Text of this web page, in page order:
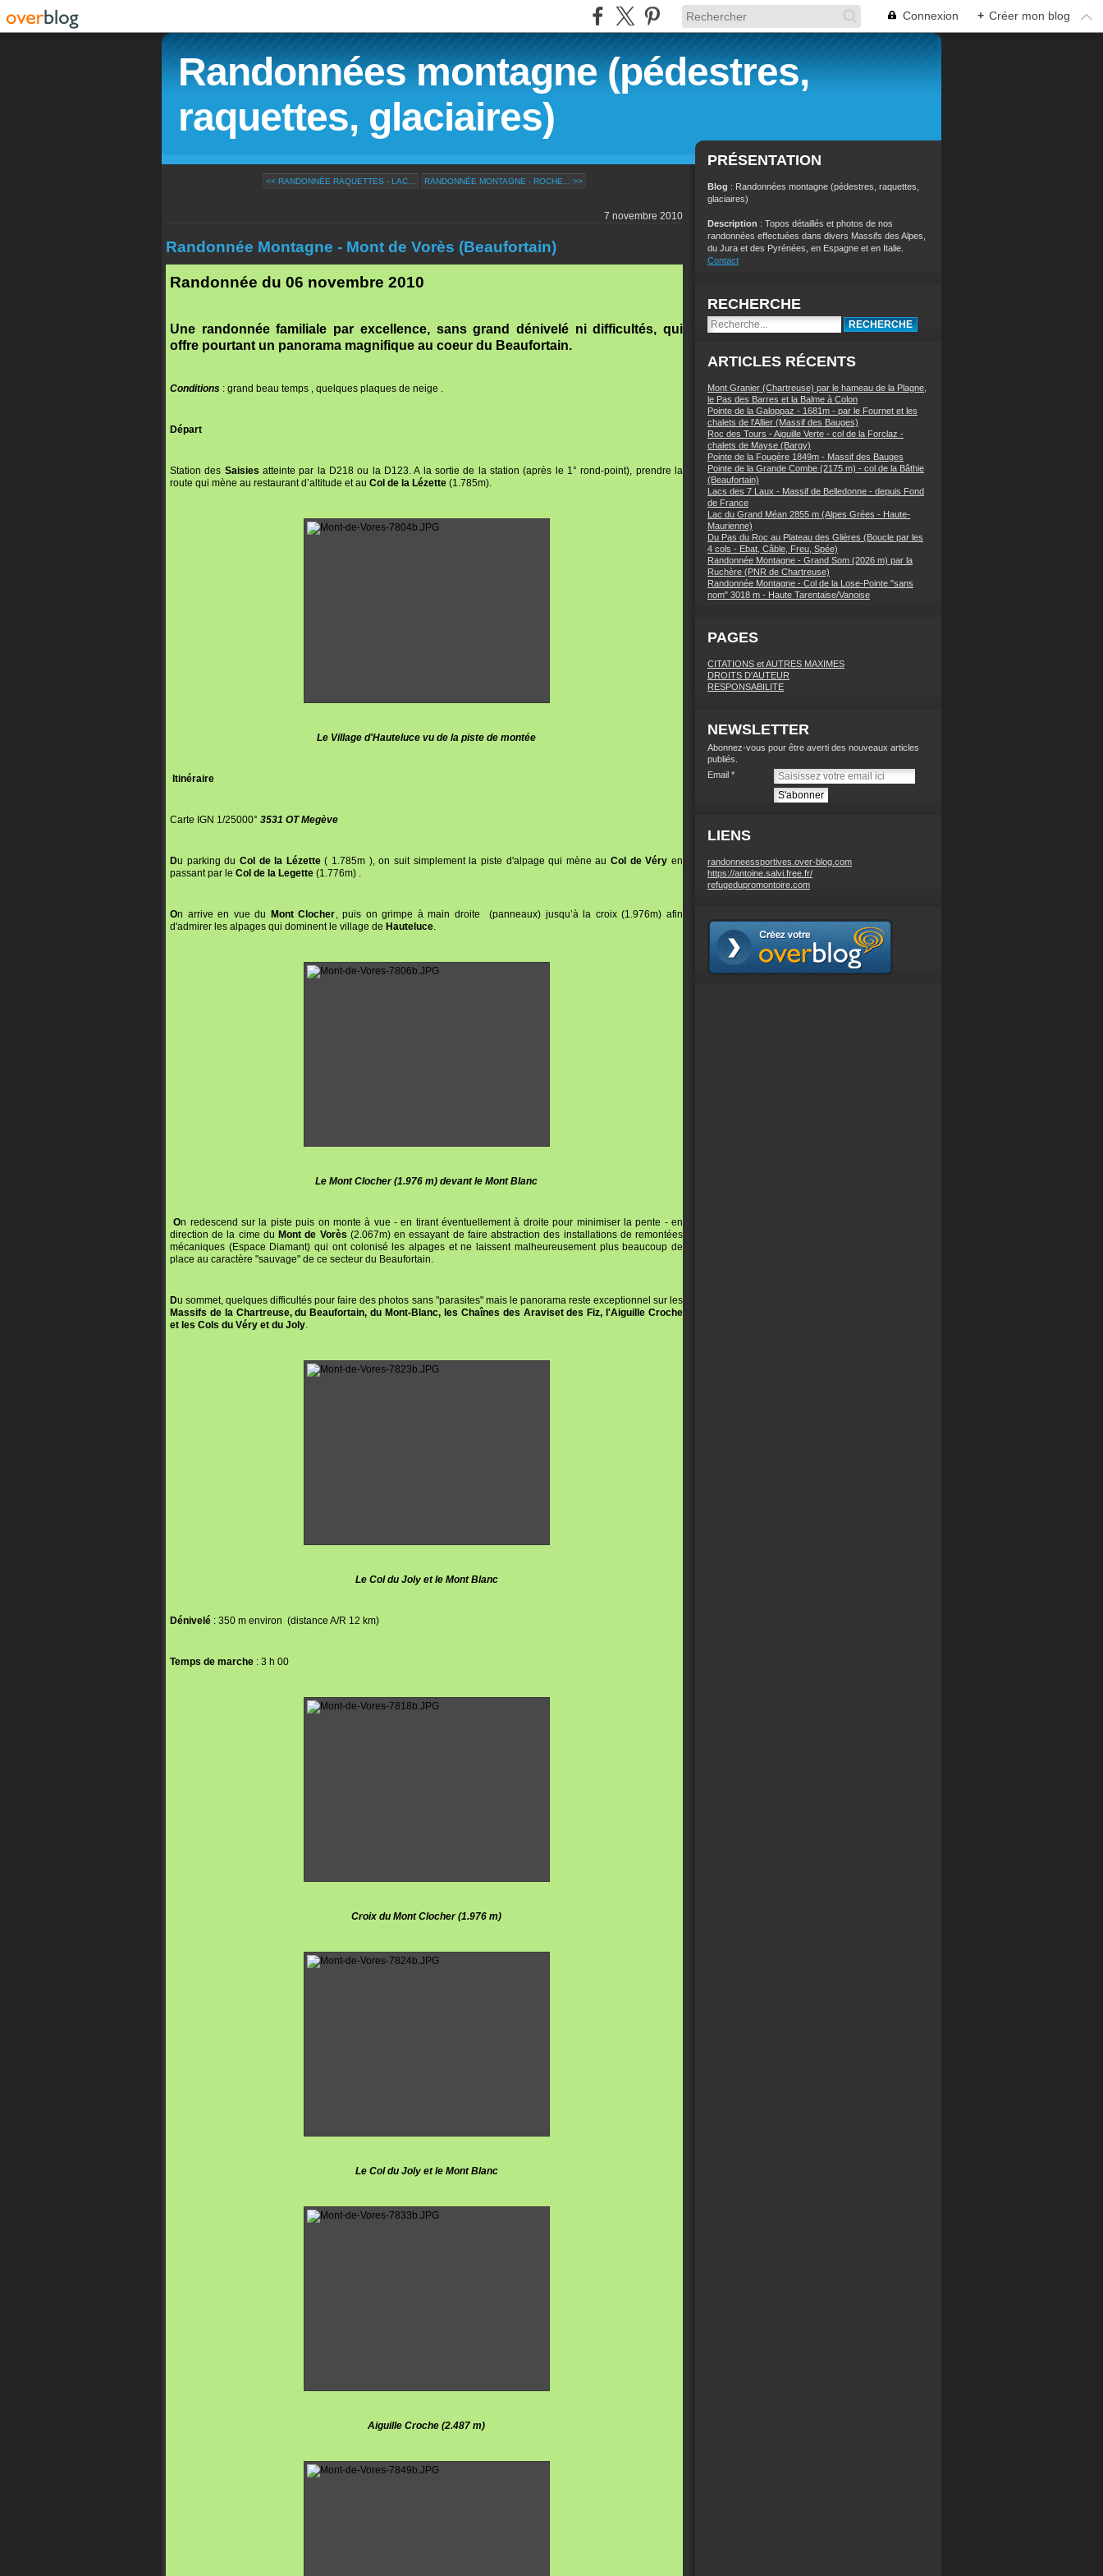
Connexion + Créer mon blog
Randonnées montagne (pédestres,
raquettes, glaciaires)
<< RANDONNÉE RAQUETTES - LAC... RANDONNÉE MONTAGNE - ROCHE... >>
7 novembre 2010
Randonnée Montagne - Mont de Vorès (Beaufortain)
Randonnée du 06 novembre 2010
Une randonnée familiale par excellence, sans grand dénivelé ni difficultés, qui
offre pourtant un panorama magnifique au coeur du Beaufortain.
Conditions : grand beau temps , quelques plaques de neige .
Départ
Station des Saisies atteinte par la D218 ou la D123. A la sortie de la station (après le 1° rond-point), prendre la
route qui mène au restaurant d’altitude et au Col de la Lézette (1.785m).
Le Village d'Hauteluce vu de la piste de montée
Itinéraire
Carte IGN 1/25000° 3531 OT Megève
Du parking du Col de la Lézette( 1.785m ), on suit simplement la piste d'alpage qui mène auCol de Véry en
passant par le Col de la Legette (1.776m) .
On arrive en vue du Mont Clocher, puis on grimpe à main droite (panneaux) jusqu’à la croix (1.976m) afin
d'admirer les alpages qui dominent le village de Hauteluce.
Le Mont Clocher (1.976 m) devant le Mont Blanc
On redescend sur la piste puis on monte à vue - en tirant éventuellement à droite pour minimiser la pente - en
direction de la cime du Mont de Vorès (2.067m) en essayant de faire abstraction des installations de remontées
mécaniques (Espace Diamant) qui ont colonisé les alpages et ne laissent malheureusement plus beaucoup de
place au caractère "sauvage" de ce secteur du Beaufortain.
Du sommet, quelques difficultés pour faire des photos sans "parasites" mais le panorama reste exceptionnel sur les
Massifs de la Chartreuse, du Beaufortain, du Mont-Blanc, les Chaînes des Araviset des Fiz, l'Aiguille Croche
et les Cols du Véry et du Joly.
Le Col du Joly et le Mont Blanc
Dénivelé : 350 m environ (distance A/R 12 km)
Temps de marche : 3 h 00
Croix du Mont Clocher (1.976 m)
Le Col du Joly et le Mont Blanc
Aiguille Croche (2.487 m)
PRÉSENTATION
Blog : Randonnées montagne (pédestres, raquettes,
glaciaires)
Description : Topos détaillés et photos de nos
randonnées effectuées dans divers Massifs des Alpes,
du Jura et des Pyrénées, en Espagne et en Italie.
Contact
RECHERCHE
ARTICLES RÉCENTS
Mont Granier (Chartreuse) par le hameau de la Plagne,
le Pas des Barres et la Balme à Colon
Pointe de la Galoppaz - 1681m - par le Fournet et les
chalets de l'Allier (Massif des Bauges)
Roc des Tours - Aiguille Verte - col de la Forclaz -
chalets de Mayse (Bargy)
Pointe de la Fougère 1849m - Massif des Bauges
Pointe de la Grande Combe (2175 m) - col de la Bâthie
(Beaufortain)
Lacs des 7 Laux - Massif de Belledonne - depuis Fond
de France
Lac du Grand Méan 2855 m (Alpes Grées - Haute-
Maurienne)
Du Pas du Roc au Plateau des Glières (Boucle par les
4 cols - Ebat, Câble, Freu, Spée)
Randonnée Montagne - Grand Som (2026 m) par la
Ruchère (PNR de Chartreuse)
Randonnée Montagne - Col de la Lose-Pointe "sans
nom" 3018 m - Haute Tarentaise/Vanoise
PAGES
CITATIONS et AUTRES MAXIMES
DROITS D'AUTEUR
RESPONSABILITE
NEWSLETTER
Abonnez-vous pour être averti des nouveaux articles
publiés.
Email
LIENS
randonneessportives.over-blog.com
https://antoine.salvi.free.fr/
refugedupromontoire.com